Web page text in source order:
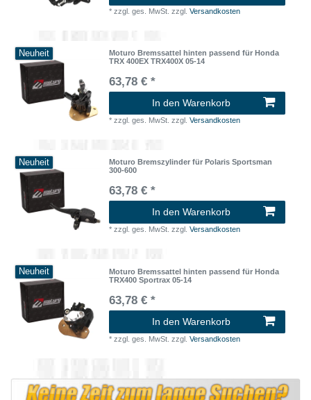
*zzgl. ges. MwSt. zzgl.Versandkosten
Neuheit
Moturo Bremssattel hinten passend für Honda
TRX 400EX TRX400X 05-14
63,78 € *
In den Warenkorb
*zzgl. ges. MwSt. zzgl.Versandkosten
Neuheit
Moturo Bremszylinder für Polaris Sportsman
300-600
63,78 € *
In den Warenkorb
*zzgl. ges. MwSt. zzgl.Versandkosten
Neuheit
Moturo Bremssattel hinten passend für Honda
TRX400 Sportrax 05-14
63,78 € *
In den Warenkorb
*zzgl. ges. MwSt. zzgl.Versandkosten